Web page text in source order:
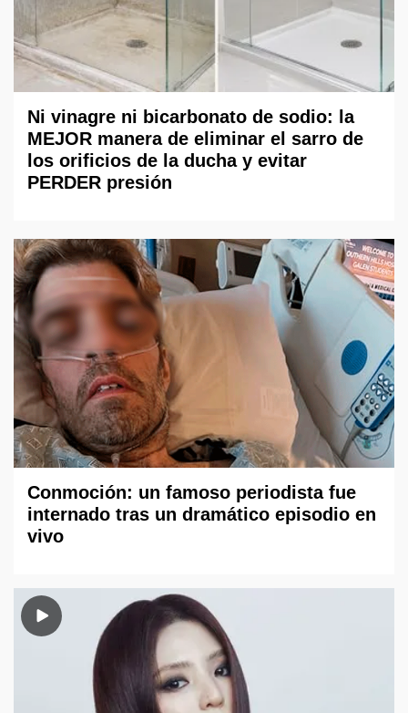
Ni vinagre ni bicarbonato de sodio: la
MEJOR manera de eliminar el sarro de
los orificios de la ducha y evitar
PERDER presión
Conmoción: un famoso periodista fue
internado tras un dramático episodio en
vivo